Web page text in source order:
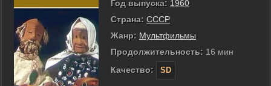
Год выпуска: 1960
Страна: СССР
Жанр: Мультфильмы
Продолжительность: 16 мин
Качество:
SD